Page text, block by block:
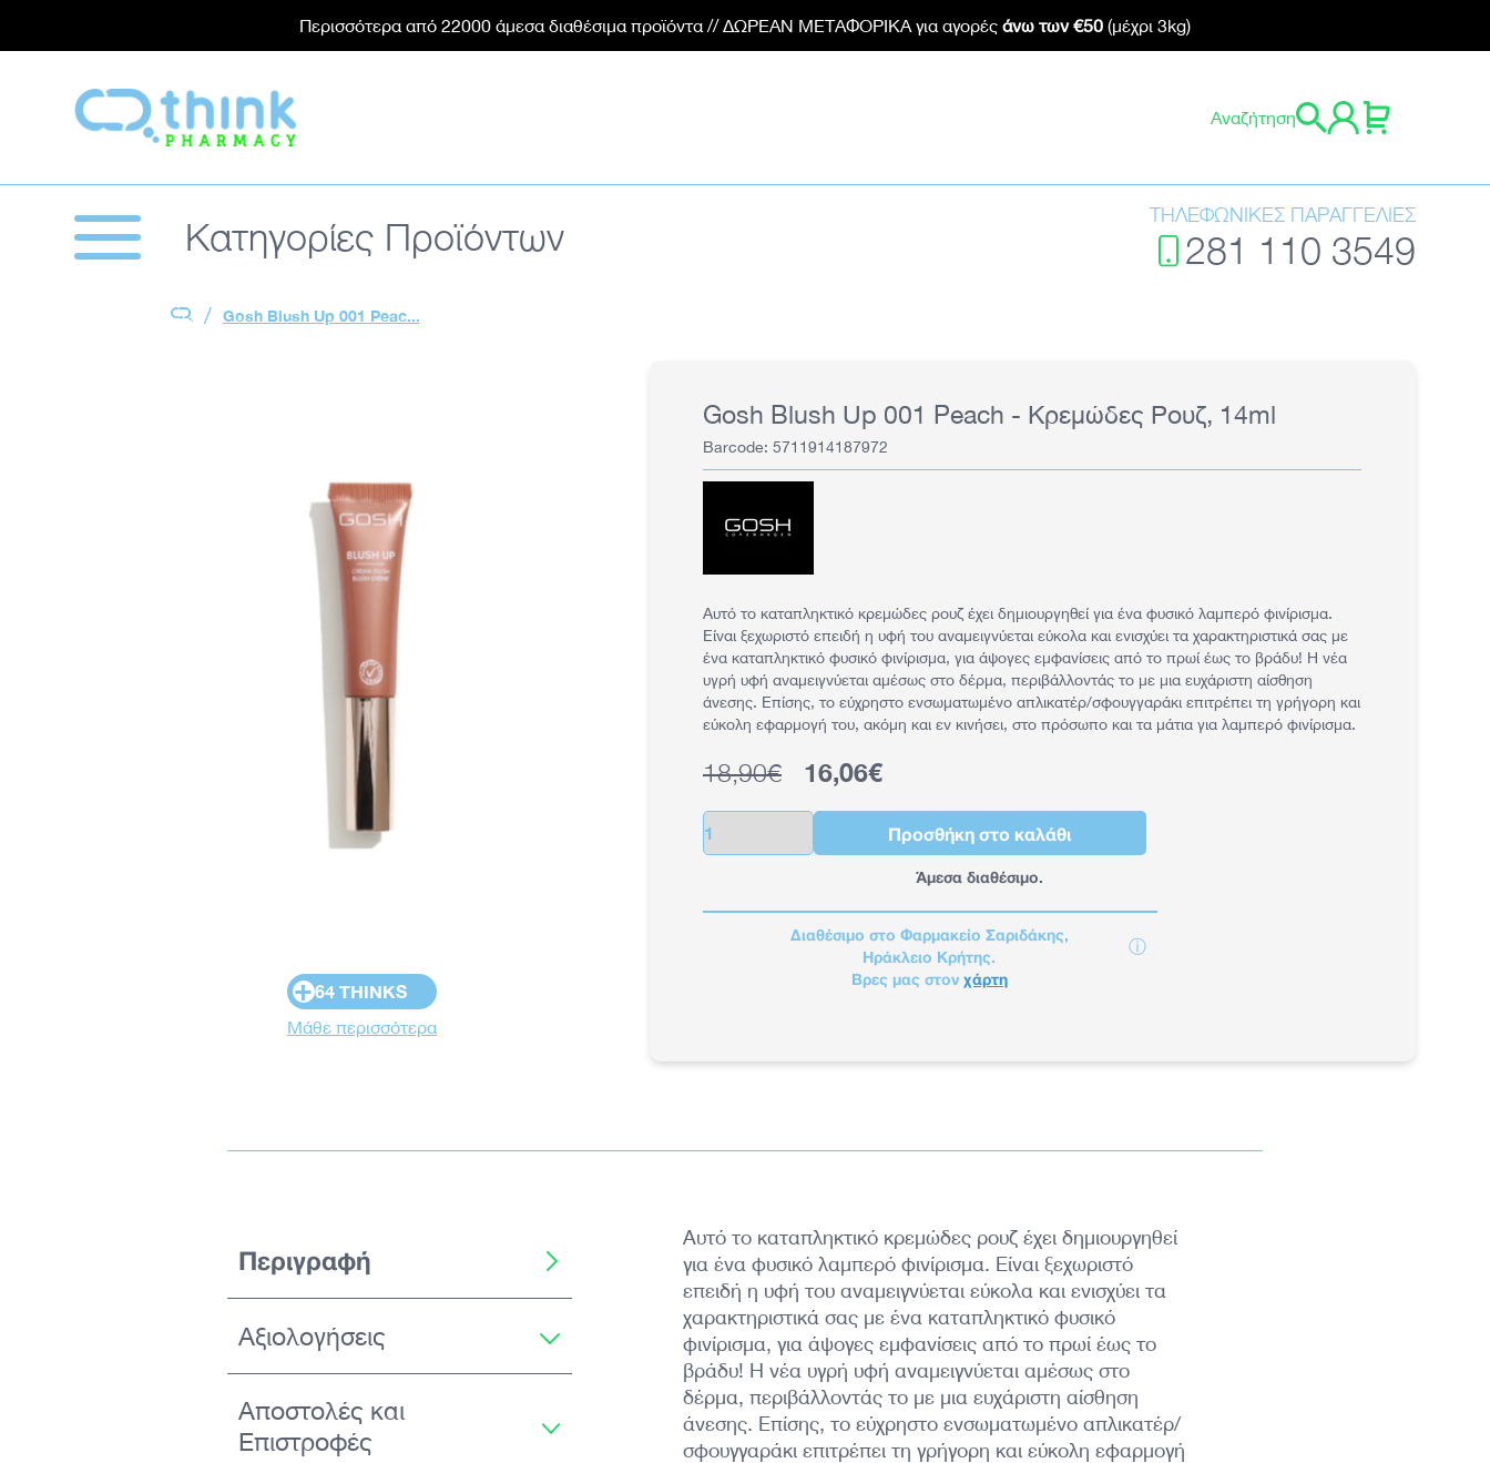
Περισσότερα από 22000 άμεσα διαθέσιμα προϊόντα // ΔΩΡΕΑΝ ΜΕΤΑΦΟΡΙΚΑ για αγορές άνω των €50 (μέχρι 3kg)
Think Pharmacy
Αναζήτηση
Καλάθι
Κατηγορίες Προϊόντων ΤΗΛΕΦΩΝΙΚΕΣ ΠΑΡΑΓΓΕΛΙΕΣ
281 110 3549
Αρχική Think Pharmacy
Gosh Blush Up 001 Peac...
+64 THINKS
Μάθε περισσότερα
Gosh Blush Up 001 Peach - Κρεμώδες Ρουζ, 14ml
Barcode: 5711914187972
Αυτό το καταπληκτικό κρεμώδες ρουζ έχει δημιουργηθεί για ένα φυσικό λαμπερό φινίρισμα.
Είναι ξεχωριστό επειδή η υφή του αναμειγνύεται εύκολα και ενισχύει τα χαρακτηριστικά σας με
ένα καταπληκτικό φυσικό φινίρισμα, για άψογες εμφανίσεις από το πρωί έως το βράδυ! H νέα
υγρή υφή αναμειγνύεται αμέσως στο δέρμα, περιβάλλοντάς το με μια ευχάριστη αίσθηση
άνεσης. Επίσης, το εύχρηστο ενσωματωμένο απλικατέρ/σφουγγαράκι επιτρέπει τη γρήγορη και
εύκολη εφαρμογή του, ακόμη και εν κινήσει, στο πρόσωπο και τα μάτια για λαμπερό φινίρισμα.
Κανονική τιμή
18,90€
Τιμή έκπτωσης
16,06€
Ποσότητα
Προσθήκη στο καλάθι
Άμεσα διαθέσιμο.
Διαθέσιμο στο Φαρμακείο Σαριδάκης,
Ηράκλειο Κρήτης.
Βρες μας στον χάρτη
ⓘ
Περιγραφή
Αξιολογήσεις
Αποστολές και
Επιστροφές
Αυτό το καταπληκτικό κρεμώδες ρουζ έχει δημιουργηθεί
για ένα φυσικό λαμπερό φινίρισμα. Είναι ξεχωριστό
επειδή η υφή του αναμειγνύεται εύκολα και ενισχύει τα
χαρακτηριστικά σας με ένα καταπληκτικό φυσικό
φινίρισμα, για άψογες εμφανίσεις από το πρωί έως το
βράδυ! H νέα υγρή υφή αναμειγνύεται αμέσως στο
δέρμα, περιβάλλοντάς το με μια ευχάριστη αίσθηση
άνεσης. Επίσης, το εύχρηστο ενσωματωμένο απλικατέρ/
σφουγγαράκι επιτρέπει τη γρήγορη και εύκολη εφαρμογή